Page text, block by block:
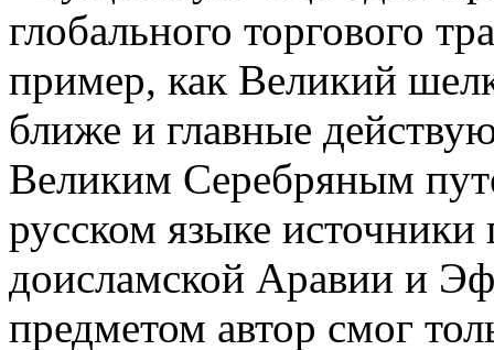
глобального торгового
пример, как Великий
ближе и главные
Великим Серебряным
русском языке источники
доисламской Аравии и
предметом автор смог